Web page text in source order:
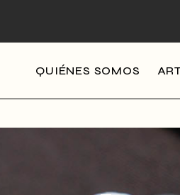
QUIÉNES SOMOS